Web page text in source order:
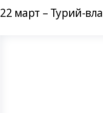
22 март – Турий-